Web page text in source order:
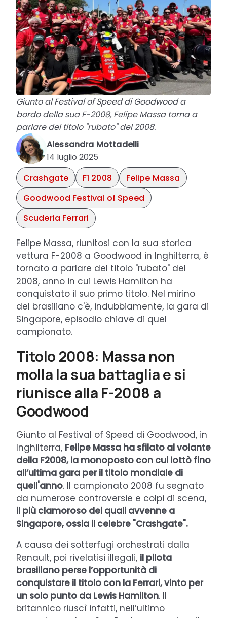
Giunto al Festival of Speed di Goodwood a
bordo della sua F-2008, Felipe Massa torna a
parlare del titolo "rubato" del 2008.
Alessandra Mottadelli
14 luglio 2025
Crashgate
F1 2008
Felipe Massa
Goodwood Festival of Speed
Scuderia Ferrari
Felipe Massa, riunitosi con la sua storica
vettura F-2008 a Goodwood in Inghilterra, è
tornato a parlare del titolo "rubato" del
2008, anno in cui Lewis Hamilton ha
conquistato il suo primo titolo. Nel mirino
del brasiliano c'è, indubbiamente, la gara di
Singapore, episodio chiave di quel
campionato.
Titolo 2008: Massa non
molla la sua battaglia e si
riunisce alla F-2008 a
Goodwood
Giunto al Festival of Speed di Goodwood, in
Inghilterra, Felipe Massa ha sfilato al volante
della F2008, la monoposto con cui lottò fino
all’ultima gara per il titolo mondiale di
quell'anno. Il campionato 2008 fu segnato
da numerose controversie e colpi di scena,
il più clamoroso dei quali avvenne a
Singapore, ossia il celebre "Crashgate".
A causa dei sotterfugi orchestrati dalla
Renault, poi rivelatisi illegali, il pilota
brasiliano perse l’opportunità di
conquistare il titolo con la Ferrari, vinto per
un solo punto da Lewis Hamilton. Il
britannico riuscì infatti, nell’ultimo